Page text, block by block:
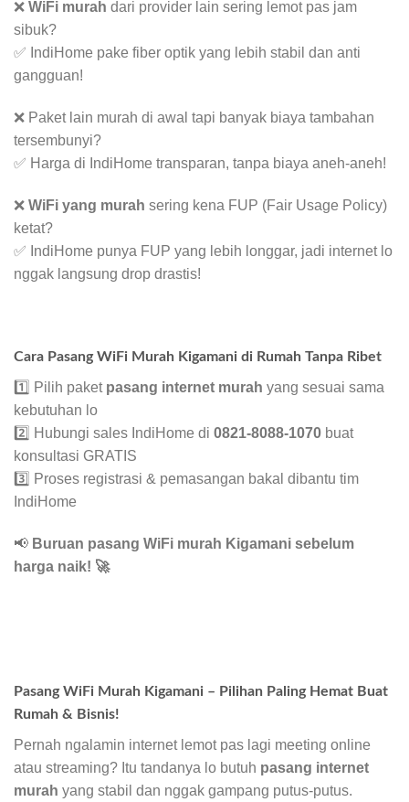
❌ WiFi murah dari provider lain sering lemot pas jam
sibuk?
✅ IndiHome pake fiber optik yang lebih stabil dan anti
gangguan!
❌ Paket lain murah di awal tapi banyak biaya tambahan
tersembunyi?
✅ Harga di IndiHome transparan, tanpa biaya aneh-aneh!
❌ WiFi yang murah sering kena FUP (Fair Usage Policy)
ketat?
✅ IndiHome punya FUP yang lebih longgar, jadi internet lo
nggak langsung drop drastis!
Cara Pasang WiFi Murah Kigamani di Rumah Tanpa Ribet
1️⃣ Pilih paket pasang internet murah yang sesuai sama
kebutuhan lo
2️⃣ Hubungi sales IndiHome di 0821-8088-1070 buat
konsultasi GRATIS
3️⃣ Proses registrasi & pemasangan bakal dibantu tim
IndiHome
📢 Buruan pasang WiFi murah Kigamani sebelum
harga naik! 🚀
Pasang WiFi Murah Kigamani – Pilihan Paling Hemat Buat
Rumah & Bisnis!
Pernah ngalamin internet lemot pas lagi meeting online
atau streaming? Itu tandanya lo butuh pasang internet
murah yang stabil dan nggak gampang putus-putus.